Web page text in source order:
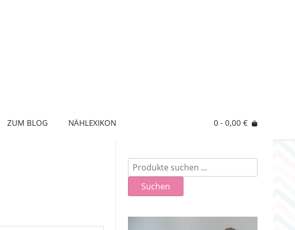
ZUM BLOG NÄHLEXIKON 0 - 0,00 €
Suchen
nach:
Suchen